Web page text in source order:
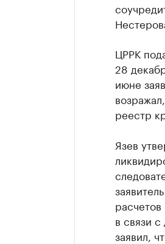
ЦРРК
28
июне
реестр
Язев
в связи
заявил,